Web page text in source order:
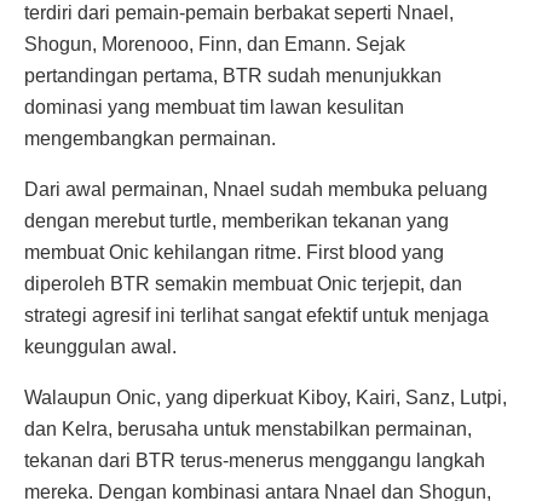
terdiri dari pemain-pemain berbakat seperti Nnael,
Shogun, Morenooo, Finn, dan Emann. Sejak
pertandingan pertama, BTR sudah menunjukkan
dominasi yang membuat tim lawan kesulitan
mengembangkan permainan.
Dari awal permainan, Nnael sudah membuka peluang
dengan merebut turtle, memberikan tekanan yang
membuat Onic kehilangan ritme. First blood yang
diperoleh BTR semakin membuat Onic terjepit, dan
strategi agresif ini terlihat sangat efektif untuk menjaga
keunggulan awal.
Walaupun Onic, yang diperkuat Kiboy, Kairi, Sanz, Lutpi,
dan Kelra, berusaha untuk menstabilkan permainan,
tekanan dari BTR terus-menerus menggangu langkah
mereka. Dengan kombinasi antara Nnael dan Shogun,